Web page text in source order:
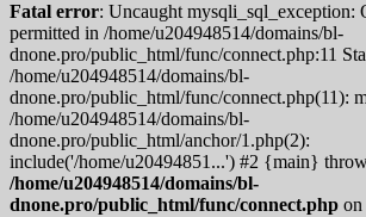
Fatal error: Uncaught mysqli_sql_exception:
permitted in /home/u204948514/domains/bl-
dnone.pro/public_html/func/connect.php:11
/home/u204948514/domains/bl-
dnone.pro/public_html/func/connect.php(11):
/home/u204948514/domains/bl-
dnone.pro/public_html/anchor/1.php(2):
include('/home/u20494851...') #2 {main}
/home/u204948514/domains/bl-
dnone.pro/public_html/func/connect.php